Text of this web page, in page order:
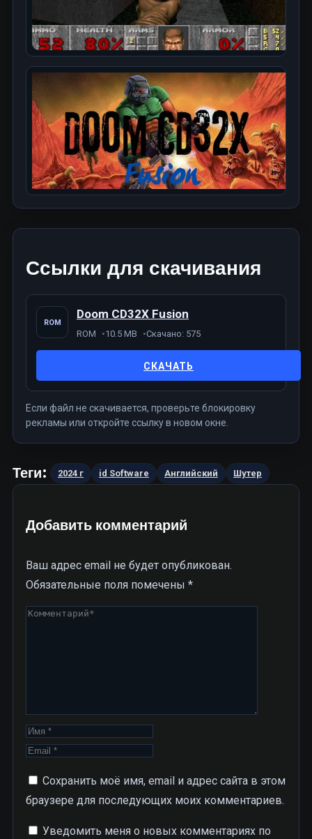
Ссылки для скачивания
ROM
Doom CD32X Fusion
ROM 10.5 MB Скачано: 575
СКАЧАТЬ
Если файл не скачивается, проверьте блокировку
рекламы или откройте ссылку в новом окне.
Теги: 2024 г id Software Английский Шутер
Добавить комментарий
Ваш адрес email не будет опубликован.
Обязательные поля помечены *
Сохранить моё имя, email и адрес сайта в этом
браузере для последующих моих комментариев.
Уведомить меня о новых комментариях по